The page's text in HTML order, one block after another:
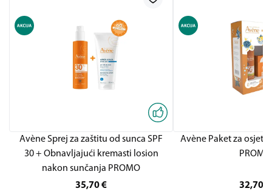
Avène Sprej za zaštitu od sunca SPF
30 + Obnavljajući kremasti losion
nakon sunčanja PROMO
35,70€
Avène Paket za
PROMO
32,70